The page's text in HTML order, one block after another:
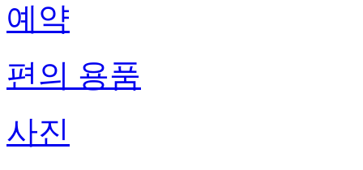
예약
편의 용품
사진